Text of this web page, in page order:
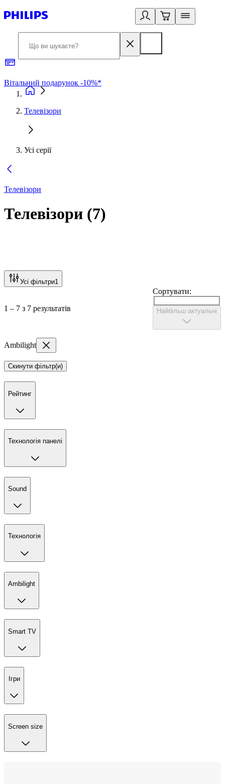
Вітальний подарунок -10%*
Телевізори
Усі серії
Телевізори
Телевізори (7)
Усі фільтри1
1 – 7 з 7 результатів
Сортувати:
Найбільш актуальні
Ambilight
Скинути фільтр(и)
Рейтинг
Технологія панелі
Sound
Технологія
Ambilight
Smart TV
Ігри
Screen size